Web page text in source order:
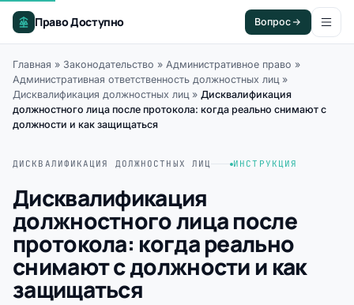
Право Доступно Вопрос
Главная » Законодательство » Административное право »
Административная ответственность должностных лиц»
Дисквалификация должностных лиц» Дисквалификация
должностного лица после протокола: когда реально снимают с
должности и как защищаться
ДИСКВАЛИФИКАЦИЯ ДОЛЖНОСТНЫХ ЛИЦ ИНСТРУКЦИЯ
Дисквалификация
должностного лица после
протокола: когда реально
снимают с должности и как
защищаться